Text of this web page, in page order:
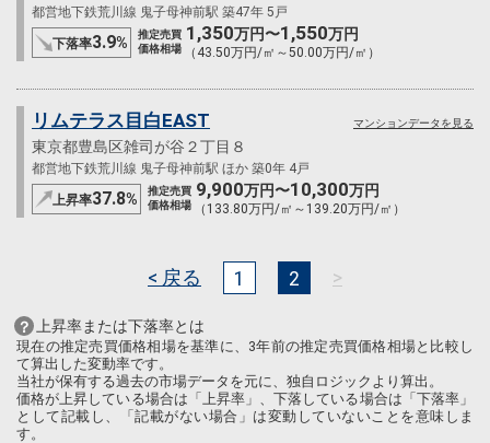
都営地下鉄荒川線 鬼子母神前駅 築47年 5戸
下落率3.9%
推定売買
価格相場
1,350万円〜1,550万円
（43.50万円/㎡～50.00万円/㎡）
リムテラス目白EAST
東京都豊島区雑司が谷２丁目８
都営地下鉄荒川線 鬼子母神前駅 ほか 築0年 4戸
上昇率37.8%
推定売買
価格相場
9,900万円〜10,300万円
（133.80万円/㎡～139.20万円/㎡）
マンションデータを見る
< 戻る 1 2 >
上昇率または下落率とは
現在の推定売買価格相場を基準に、3年前の推定売買価格相場と比較し
て算出した変動率です。
当社が保有する過去の市場データを元に、独自ロジックより算出。
価格が上昇している場合は「上昇率」、下落している場合は「下落率」
として記載し、「記載がない場合」は変動していないことを意味しま
す。